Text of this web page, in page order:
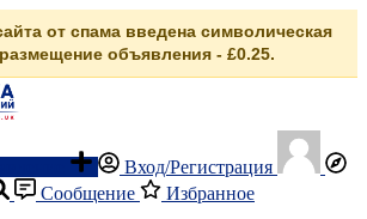
от спама введена символическая
объявления - £0.25.
Вход/Регистрация
Сообщение Избранное